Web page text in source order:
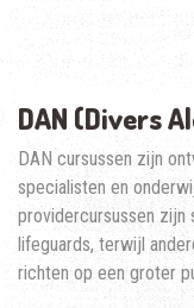
DAN (Divers
DAN cursussen zijn
specialisten en
providercursussen zijn
lifeguards, terwijl
richten op een groter